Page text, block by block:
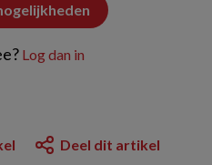
Log dan in
Deel dit artikel